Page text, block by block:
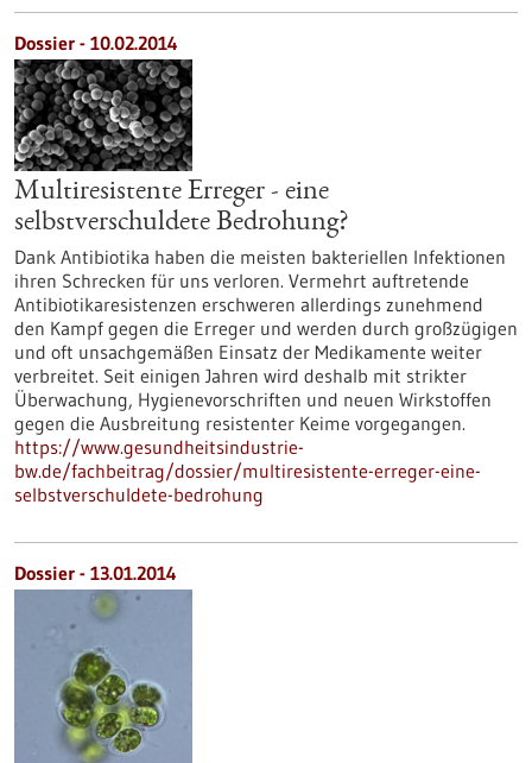
Dossier - 10.02.2014
Multiresistente Erreger - eine
selbstverschuldete Bedrohung?
Dank Antibiotika haben die meisten bakteriellen Infektionen
ihren Schrecken für uns verloren. Vermehrt auftretende
Antibiotikaresistenzen erschweren allerdings zunehmend
den Kampf gegen die Erreger und werden durch großzügigen
und oft unsachgemäßen Einsatz der Medikamente weiter
verbreitet. Seit einigen Jahren wird deshalb mit strikter
Überwachung, Hygienevorschriften und neuen Wirkstoffen
gegen die Ausbreitung resistenter Keime vorgegangen.
https://www.gesundheitsindustrie-
bw.de/fachbeitrag/dossier/multiresistente-erreger-eine-
selbstverschuldete-bedrohung
Dossier - 13.01.2014